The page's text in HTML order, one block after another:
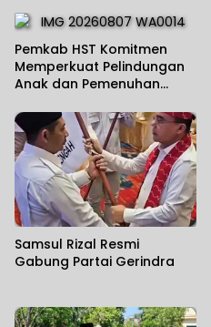
Pemkab HST Komitmen
Memperkuat Pelindungan
Anak dan Pemenuhan
Samsul Rizal Resmi
Gabung Partai Gerindra